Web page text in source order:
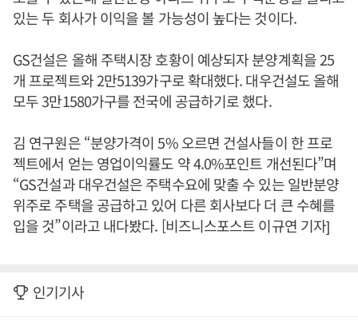
있는 두 회사가 이익을 볼 가능성이 높다는 것이다.
GS건설은 올해 주택시장 호황이 예상되자 분양계획을 25
개 프로젝트와 2만5139가구로 확대했다. 대우건설도 올해
모두 3만1580가구를 전국에 공급하기로 했다.
김 연구원은 “분양가격이 5% 오르면 건설사들이 한 프로
젝트에서 얻는 영업이익률도 약 4.0%포인트 개선된다”며
“GS건설과 대우건설은 주택수요에 맞출 수 있는 일반분양
위주로 주택을 공급하고 있어 다른 회사보다 더 큰 수혜를
입을 것”이라고 내다봤다. [비즈니스포스트 이규연 기자]
인기기사